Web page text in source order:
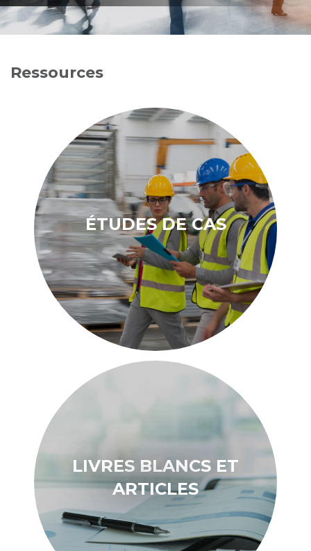
Ressources
ÉTUDES DE CAS
LIVRES BLANCS ET
ARTICLES